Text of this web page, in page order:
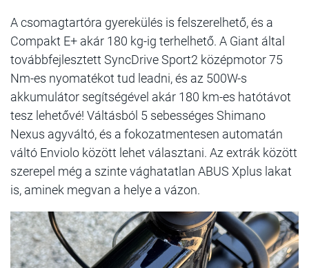
A csomagtartóra gyerekülés is felszerelhető, és a
Compakt E+ akár 180 kg-ig terhelhető. A Giant által
továbbfejlesztett SyncDrive Sport2 középmotor 75
Nm-es nyomatékot tud leadni, és az 500W-s
akkumulátor segítségével akár 180 km-es hatótávot
tesz lehetővé! Váltásból 5 sebességes Shimano
Nexus agyváltó, és a fokozatmentesen automatán
váltó Enviolo között lehet választani. Az extrák között
szerepel még a szinte vághatatlan ABUS Xplus lakat
is, aminek megvan a helye a vázon.